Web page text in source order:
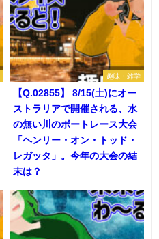
趣味・雑学
【Q.02855】 8/15(土)にオー
ストラリアで開催される、水
の無い川のボートレース大会
「ヘンリー・オン・トッド・
レガッタ」。今年の大会の結
末は？